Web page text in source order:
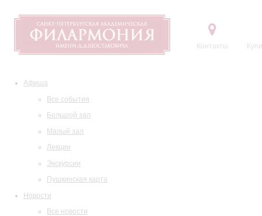
Контакты
Афиша
Все события
Большой зал
Малый зал
Лекции
Экскурсии
Пушкинская карта
Новости
Все новости